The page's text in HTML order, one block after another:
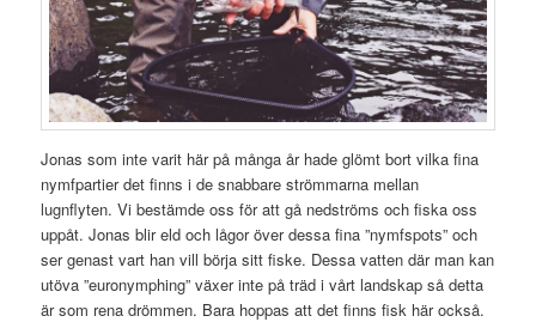
Jonas som inte varit här på många år hade glömt bort vilka fina
nymfpartier det finns i de snabbare strömmarna mellan
lugnflyten. Vi bestämde oss för att gå nedströms och fiska oss
uppåt. Jonas blir eld och lågor över dessa fina ”nymfspots” och
ser genast vart han vill börja sitt fiske. Dessa vatten där man kan
utöva ”euronymphing” växer inte på träd i vårt landskap så detta
är som rena drömmen. Bara hoppas att det finns fisk här också.